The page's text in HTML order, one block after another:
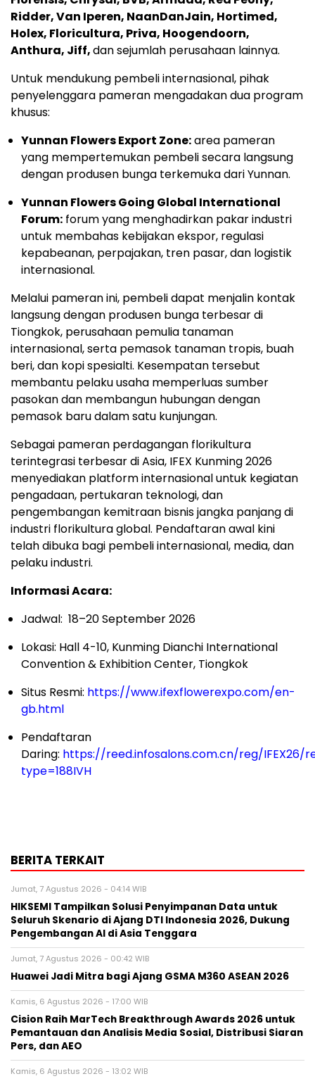
Ridder, Van Iperen, NaanDanJain, Hortimed,
Holex, Floricultura, Priva, Hoogendoorn,
Anthura, Jiff,dan sejumlah perusahaan lainnya.
Untuk mendukung pembeli internasional, pihak
penyelenggara pameran mengadakan dua program
khusus:
Yunnan Flowers Export Zone:area pameran
yang mempertemukan pembeli secara langsung
dengan produsen bunga terkemuka dari Yunnan.
Yunnan Flowers Going Global International
Forum: forum yang menghadirkan pakar industri
untuk membahas kebijakan ekspor, regulasi
kepabeanan, perpajakan, tren pasar, dan logistik
internasional.
Melalui pameran ini, pembeli dapat menjalin kontak
langsung dengan produsen bunga terbesar di
Tiongkok, perusahaan pemulia tanaman
internasional, serta pemasok tanaman tropis, buah
beri, dan kopi spesialti. Kesempatan tersebut
membantu pelaku usaha memperluas sumber
pasokan dan membangun hubungan dengan
pemasok baru dalam satu kunjungan.
Sebagai pameran perdagangan florikultura
terintegrasi terbesar di Asia, IFEX Kunming 2026
menyediakan platform internasional untuk kegiatan
pengadaan, pertukaran teknologi, dan
pengembangan kemitraan bisnis jangka panjang di
industri florikultura global. Pendaftaran awal kini
telah dibuka bagi pembeli internasional, media, dan
pelaku industri.
Informasi Acara:
Jadwal: 18–20 September 2026
Lokasi: Hall 4-10, Kunming Dianchi International
Convention & Exhibition Center, Tiongkok
Situs Resmi: https://www.ifexflowerexpo.com/en-
gb.html
Pendaftaran
Daring: https://reed.infosalons.com.cn/reg/IFEX26/
type=188IVH
BERITA TERKAIT
Jumat, 7 Agustus 2026 - 04:14 WIB
HIKSEMI Tampilkan Solusi Penyimpanan Data untuk
Seluruh Skenario di Ajang DTI Indonesia 2026, Dukung
Pengembangan AI di Asia Tenggara
Jumat, 7 Agustus 2026 - 00:42 WIB
Huawei Jadi Mitra bagi Ajang GSMA M360 ASEAN 2026
Kamis, 6 Agustus 2026 - 17:00 WIB
Cision Raih MarTech Breakthrough Awards 2026 untuk
Pemantauan dan Analisis Media Sosial, Distribusi Siaran
Pers, dan AEO
Kamis, 6 Agustus 2026 - 13:02 WIB